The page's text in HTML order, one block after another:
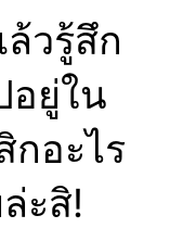
วรู้สึก
อยู่ใน
อะไร
ะสิ!